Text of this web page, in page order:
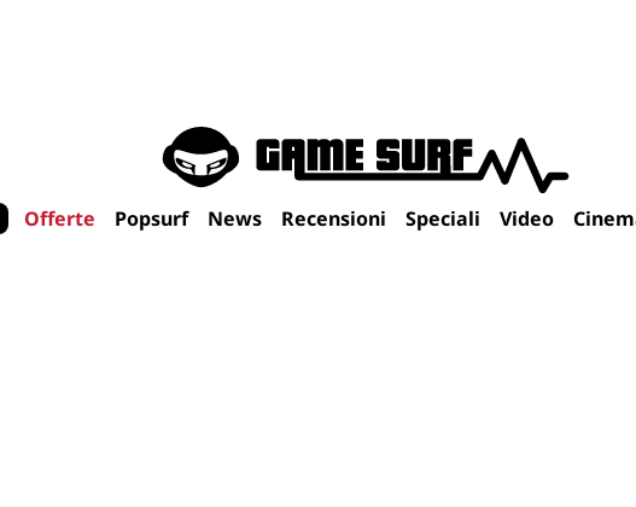
Offerte Popsurf News Recensioni Speciali Video